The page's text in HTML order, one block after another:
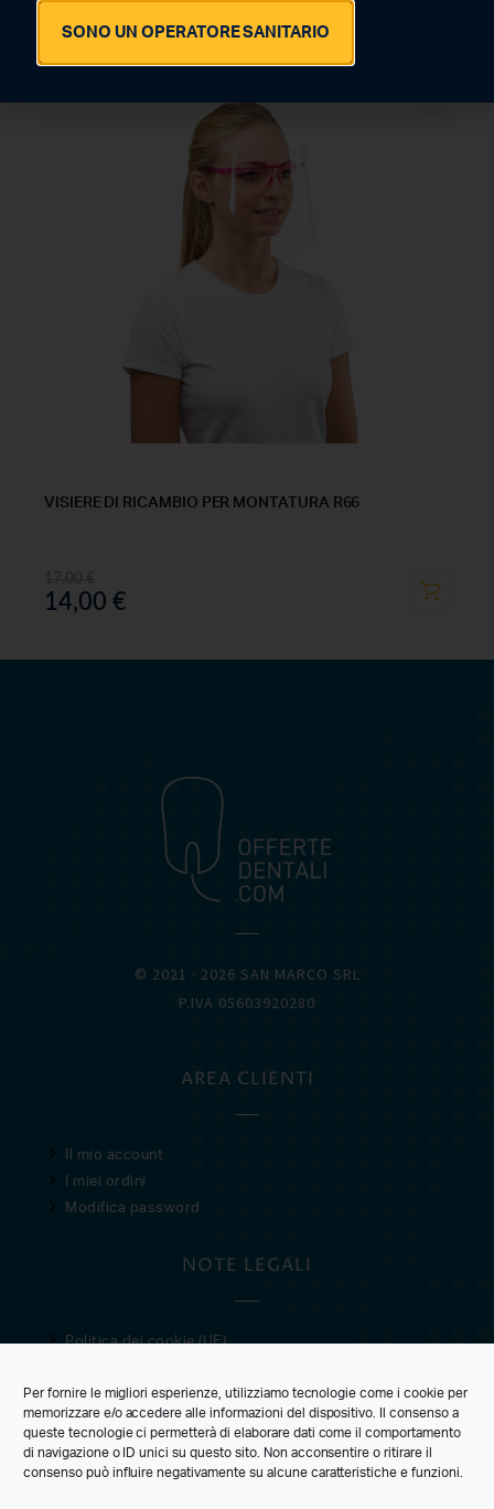
Per fornire le migliori esperienze, utilizziamo tecnologie come i cookie per
memorizzare e/o accedere alle informazioni del dispositivo. Il consenso a
queste tecnologie ci permetterà di elaborare dati come il comportamento
di navigazione o ID unici su questo sito. Non acconsentire o ritirare il
consenso può influire negativamente su alcune caratteristiche e funzioni.
VISIERE DI RICAMBIO PER MONTATURA R66
14,00 €
© 2021 · 2026 SAN MARCO SRL
P.IVA 05603920280
AREA CLIENTI
Il mio account
I miei ordini
Modifica password
NOTE LEGALI
Politica dei cookie (UE)
Condizioni di vendita
CUSTOMER CARE
SONO UN OPERATORE SANITARIO